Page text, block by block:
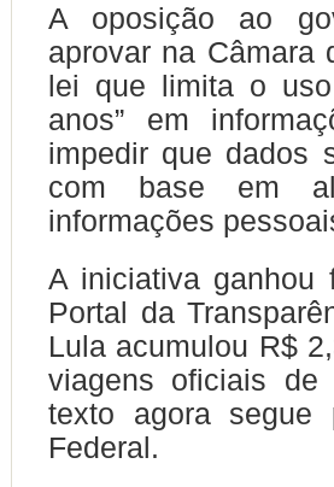
A oposição ao
aprovar na Câmara
lei que limita o
anos” em
impedir que dados
com base em
informações
A iniciativa ganhou
Portal da
Lula acumulou R$
viagens oficiais de
texto agora segue
Federal.